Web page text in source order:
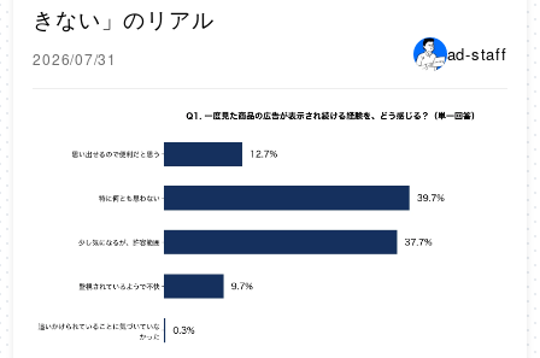
きない」のリアル
2026/07/31 ad-staff